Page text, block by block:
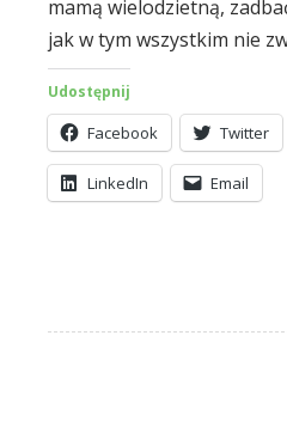
mamą wielodzietną,
jak w tym wszystkim nie
Udostępnij
Facebook Twitter
LinkedIn Email